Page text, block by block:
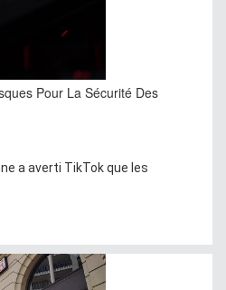
Pour La Sécurité Des
a averti TikTok que les